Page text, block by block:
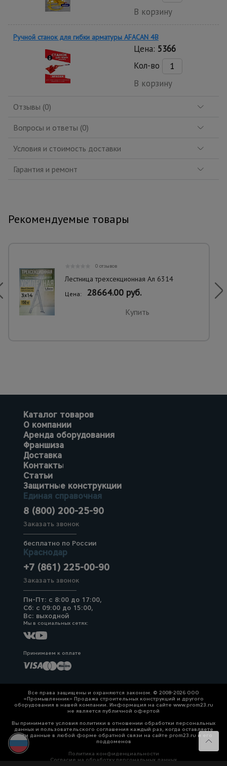
В корзину
Ручной станок для гибки арматуры AFACAN 4B
Цена: 5366
Кол-во
В корзину
Отзывы (0)
Вопросы и ответы (0)
Условия и стоимость доставки
Гарантия и ремонт
Рекомендуемые товары
0 отзывов
Лестница трехсекционная Ал 6314
Цена: 28664.00 руб.
Купить
Каталог товаров
О компании
Аренда оборудования
Франшиза
Доставка
Контакты
Статьи
Защитные конструкции
Единая справочная
8 (800) 200-25-90
Заказать звонок
бесплатно по России
Краснодар
+7 (861) 225-00-90
Заказать звонок
Пн-Пт: с 8:00 до 17:00,
Сб: с 09:00 до 15:00,
Вс: выходной
Мы в социальных сетях:
Принимаем к оплате
Все права защищены и охраняются законом. © 2008-2026 ООО
«Промышленник» Продажа строительных конструкций и другого
оборудования в нашей компании. Информация на сайте www.prom23.ru
не является публичной офертой
Вы принимаете условия политики в отношении обработки персональных
данных и пользовательского соглашения каждый раз, когда оставляете
свои данные в любой форме обратной связи на сайте prom23.ru и его
поддоменов
Политика конфиденциальности
Согласие на обработку персональных данных